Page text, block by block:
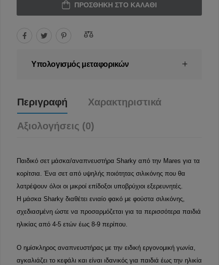
ΠΡΟΣΘΉΚΗ ΣΤΟ ΚΑΛΆΘΙ
Υπολογισμός μεταφορικών
Περιγραφή Χαρακτηριστικά
Αξιολογήσεις (0)
Παιδικό σετ μάσκα/αναπνευστήρα Sharky από την Mares για τα
κορίτσια. Ένα σετ από υψηλής ποιότητας σιλικόνης που θα
λατρέψουν όλοι οι μικροί επίδοξοι υποβρύχιοι εξερευνητές.
Η μάσκα Sharky διαθέτει ενιαίο φακό με φούστα σιλικόνης,
σχεδιασμένη ώστε να προσαρμόζεται για τα περισσότερα παιδιά
ηλικίας από 4-5 ετών έως 8-9 περίπου.
Ο ημίσκληρος αναπνευστήρας με την ειδική εργονομική γωνία,
αγκαλιάζει το κεφάλι και είναι ιδανικός για παιδιά έως την ηλικία